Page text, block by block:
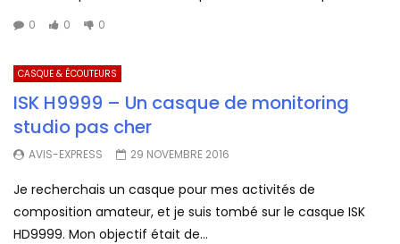
0 0 0
CASQUE & ÉCOUTEURS
ISK H9999 – Un casque de monitoring
studio pas cher
AVIS-EXPRESS 29 NOVEMBRE 2016
Je recherchais un casque pour mes activités de
composition amateur, et je suis tombé sur le casque ISK
HD9999. Mon objectif était de...